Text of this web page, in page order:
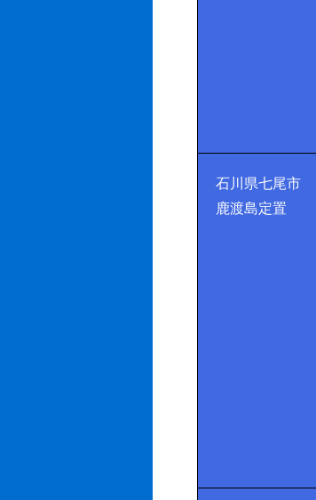
石川県七尾市
鹿渡島定置